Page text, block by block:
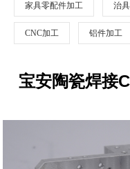
家具零配件加工 治
CNC加工 铝件加工
宝安陶瓷焊接